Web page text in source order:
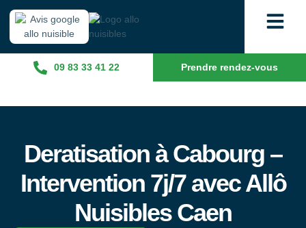
09 83 33 41 22 Prendre rendez-vous
Deratisation à Cabourg –
Intervention 7j/7 avec Allô
Nuisibles Caen